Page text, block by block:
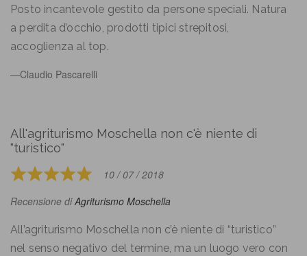
of
5
Posto incantevole gestito da persone speciali. Natura
a perdita d’occhio, prodotti tipici strepitosi,
accoglienza al top.
Claudio Pascarelli
All'agriturismo Moschella non c'è niente di
"turistico"
Rated
5
of
5
10 / 07 / 2018
Recensione diAgriturismo Moschella
All’agriturismo Moschella non c’è niente di “turistico”
nel senso negativo del termine, ma un luogo vero con